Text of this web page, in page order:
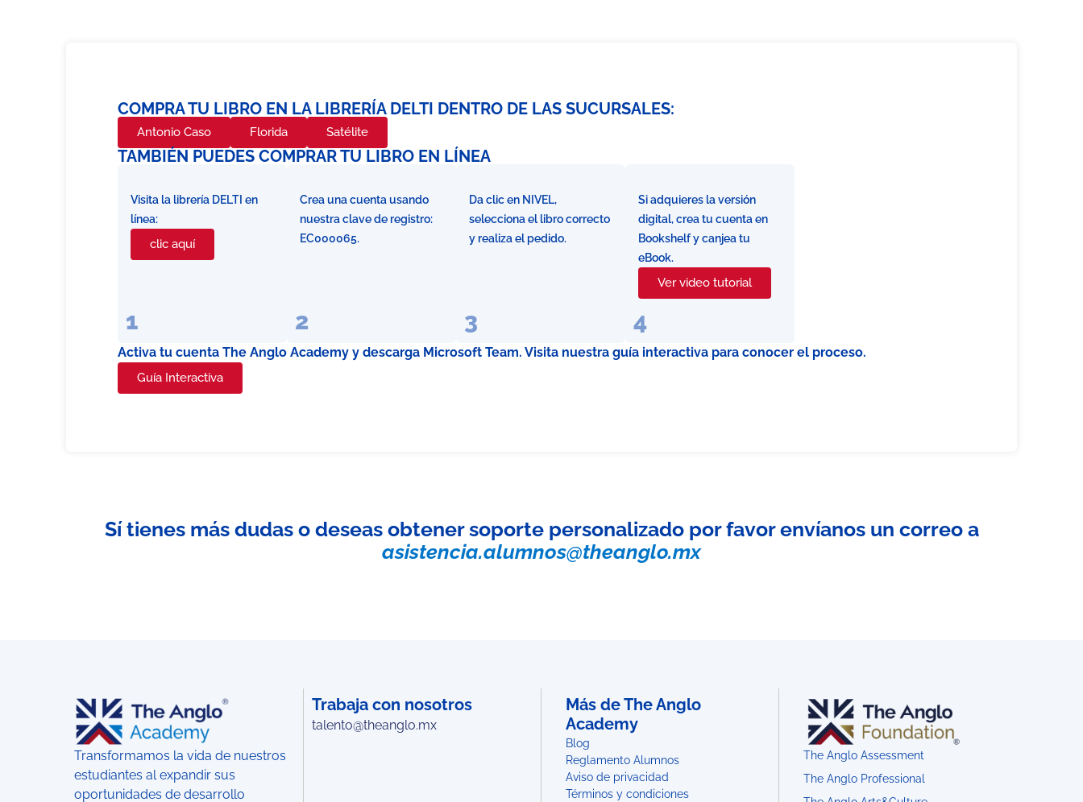
COMPRA TU LIBRO EN LA LIBRERÍA DELTI DENTRO DE LAS SUCURSALES:
Antonio Caso Florida Satélite
TAMBIÉN PUEDES COMPRAR TU LIBRO EN LÍNEA
Visita la librería DELTI en
línea:
clic aquí
1
Crea una cuenta usando
nuestra clave de registro:
EC000065.
2
Da clic en NIVEL,
selecciona el libro correcto
y realiza el pedido.
3
Si adquieres la versión
digital, crea tu cuenta en
Bookshelf y canjea tu
eBook.
Ver video tutorial
4
Activa tu cuenta The Anglo Academy y descarga Microsoft Team. Visita nuestra guía interactiva para conocer el proceso.
Guía Interactiva
Sí tienes más dudas o deseas obtener soporte personalizado por favor envíanos un correo a
asistencia.alumnos@theanglo.mx
Transformamos la vida de nuestros
estudiantes al expandir sus
oportunidades de desarrollo
Trabaja con nosotros
talento@theanglo.mx
Más de The Anglo
Academy
Blog
Reglamento Alumnos
Aviso de privacidad
Términos y condiciones
The Anglo Assessment
The Anglo Professional